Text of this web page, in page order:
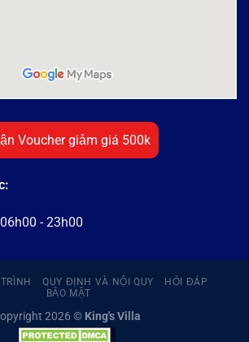
Voucher giảm giá 500k
- 23h00
QUY ĐỊNH VÀ NỘI QUY
HỎI ĐÁP
BẢO MẬT
2026 © King's Villa